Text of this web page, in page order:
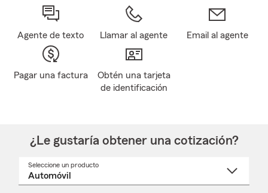
Agente de texto Llamar al agente Email al agente
Pagar una factura
Obtén una tarjeta
de identificación
¿Le gustaría obtener una cotización?
Seleccione un producto